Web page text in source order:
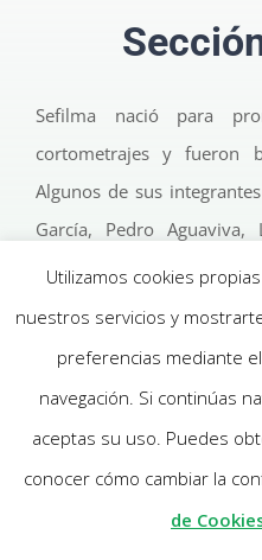
Sefilma nació para
cortometrajes y fueron
Algunos de sus
García, Pedro Aguaviva,
Javier Estella, José Manuel
La lista de producciones
primeras en super 8,O
(Susín),El vendedor de
Aguaviva) yCorazones
aparece en 1993 con
Esencias
Utilizamos cookies
nuestros servicios y
preferencias mediante
navegación. Si continúas
aceptas su uso. Puedes
conocer cómo cambiar la
de